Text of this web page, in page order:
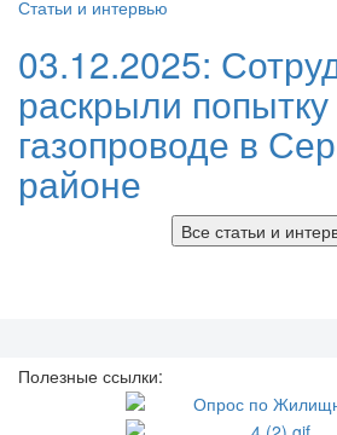
Статьи и интервью
03.12.2025:
раскрыли
газопроводе в
районе
Все статьи и
Полезные ссылки: